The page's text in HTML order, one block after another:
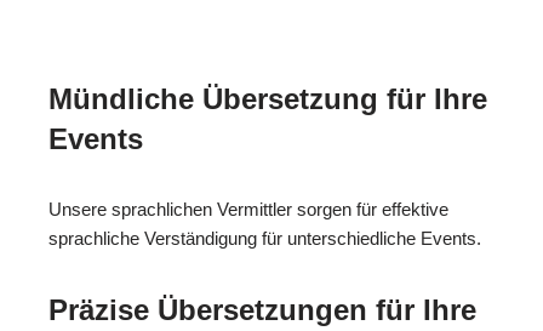
Mündliche Übersetzung für Ihre
Events
Unsere sprachlichen Vermittler sorgen für effektive
sprachliche Verständigung für unterschiedliche Events.
Präzise Übersetzungen für Ihre